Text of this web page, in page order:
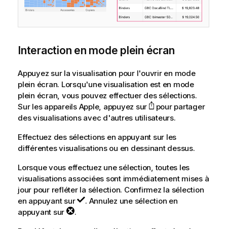
Interaction en mode plein écran
Appuyez sur la visualisation pour l'ouvrir en mode
plein écran. Lorsqu'une visualisation est en mode
plein écran, vous pouvez effectuer des sélections.
Sur les appareils Apple, appuyez sur
pour partager
des visualisations avec d'autres utilisateurs.
Effectuez des sélections en appuyant sur les
différentes visualisations ou en dessinant dessus.
Lorsque vous effectuez une sélection, toutes les
visualisations associées sont immédiatement mises à
jour pour refléter la sélection. Confirmez la sélection
en appuyant sur
. Annulez une sélection en
appuyant sur
.